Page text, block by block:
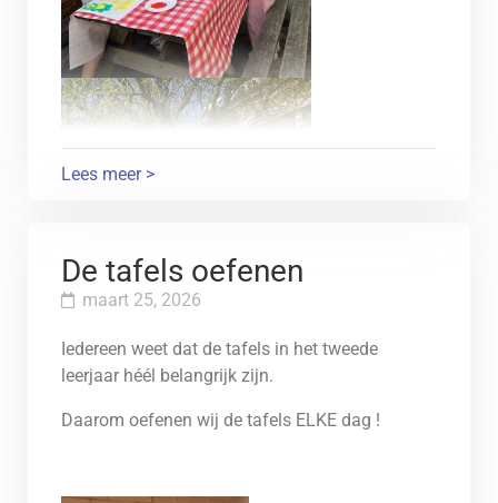
Lees meer >
De tafels oefenen
maart 25, 2026
Iedereen weet dat de tafels in het tweede
leerjaar héél belangrijk zijn.
Daarom oefenen wij de tafels ELKE dag !